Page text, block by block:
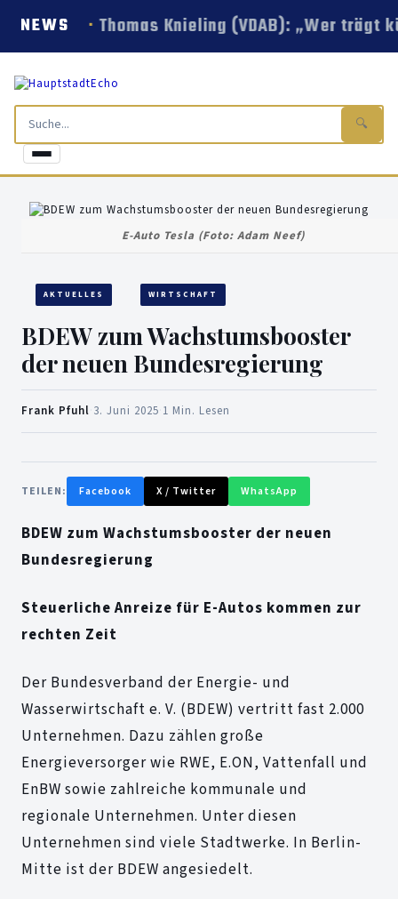
NEWS Thomas Knieling (VDAB): „Wer
🔍
E-Auto Tesla (Foto: Adam Neef)
AKTUELLES WIRTSCHAFT
BDEW zum Wachstumsbooster
der neuen Bundesregierung
Frank Pfuhl 3. Juni 2025 1 Min. Lesen
TEILEN: Facebook X / Twitter WhatsApp
BDEW zum Wachstumsbooster der neuen
Bundesregierung
Steuerliche Anreize für E-Autos kommen zur
rechten Zeit
Der Bundesverband der Energie- und
Wasserwirtschaft e. V. (BDEW) vertritt fast 2.000
Unternehmen. Dazu zählen große
Energieversorger wie RWE, E.ON, Vattenfall und
EnBW sowie zahlreiche kommunale und
regionale Unternehmen. Unter diesen
Unternehmen sind viele Stadtwerke. In Berlin-
Mitte ist der BDEW angesiedelt.